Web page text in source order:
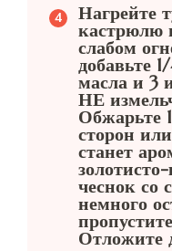
Нагрейте
кастрюлю
слабом
добавьте
масла и 3
НЕ
Обжарьте
сторон
станет
чеснок со
немного
Отложите